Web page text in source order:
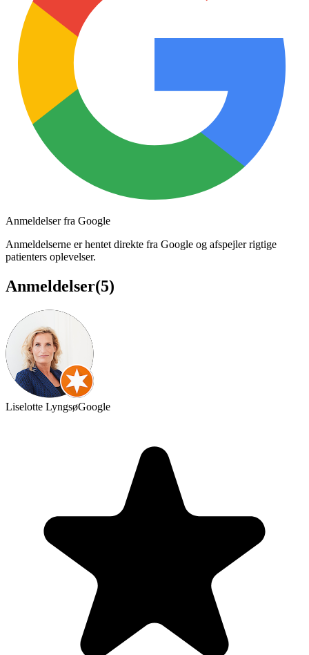
Anmeldelser fra Google
Anmeldelserne er hentet direkte fra Google og afspejler rigtige
patienters oplevelser.
Anmeldelser(5)
Liselotte LyngsøGoogle